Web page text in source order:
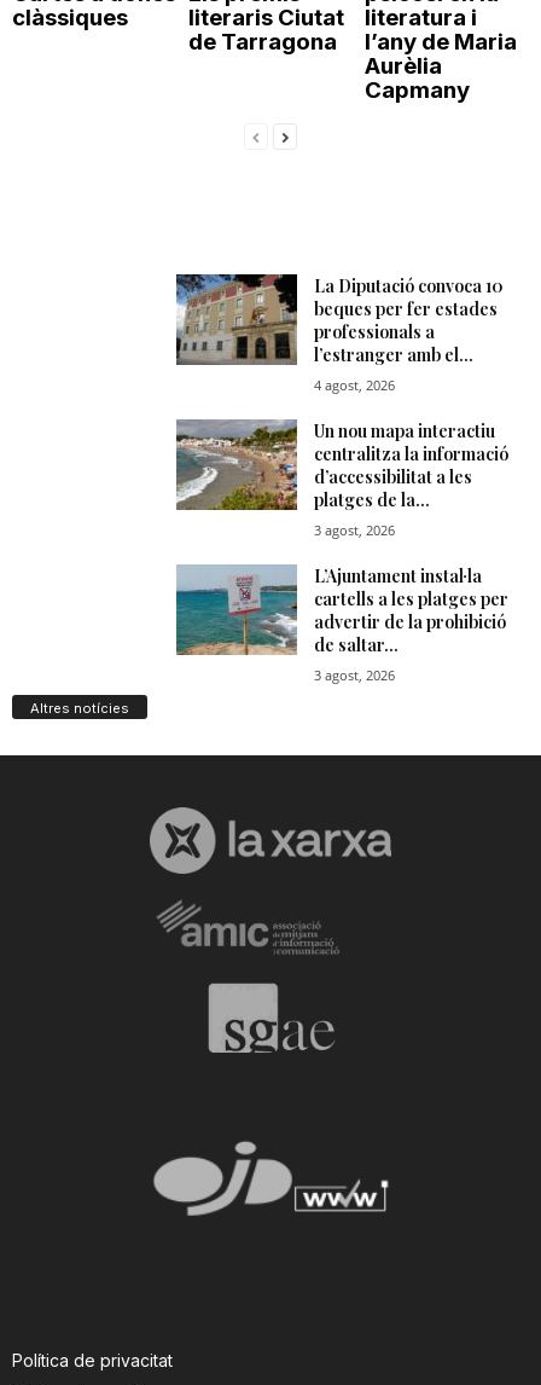
clàssiques
literaris Ciutat
de Tarragona
literatura i
l’any de Maria
Aurèlia
Capmany
Altres notícies
Política de privacitat